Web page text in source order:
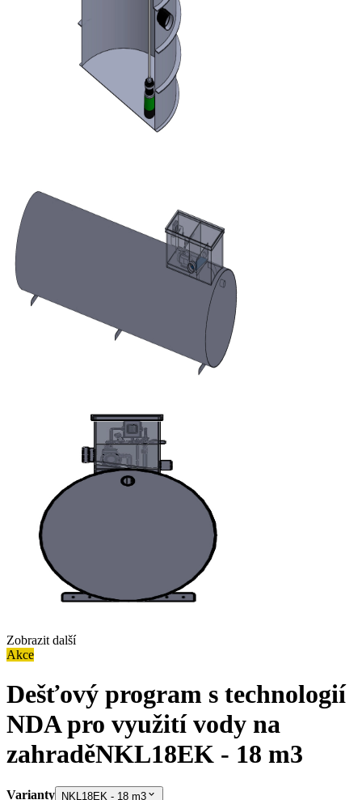
Zobrazit další
Akce
Dešťový program s technologií
NDA pro využití vody na
zahraděNKL18EK - 18 m3
Varianty NKL18EK - 18 m3